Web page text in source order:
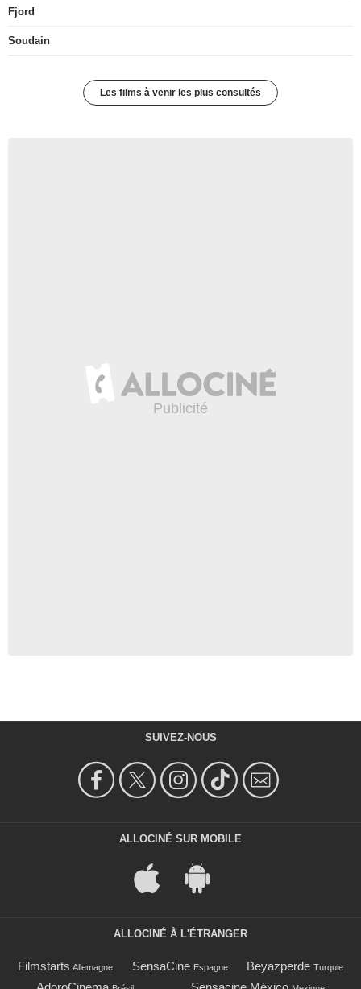
Fjord
Soudain
Les films à venir les plus consultés
SUIVEZ-NOUS
ALLOCINÉ SUR MOBILE
ALLOCINÉ À L'ÉTRANGER
Filmstarts Allemagne SensaCine Espagne Beyazperde Turquie